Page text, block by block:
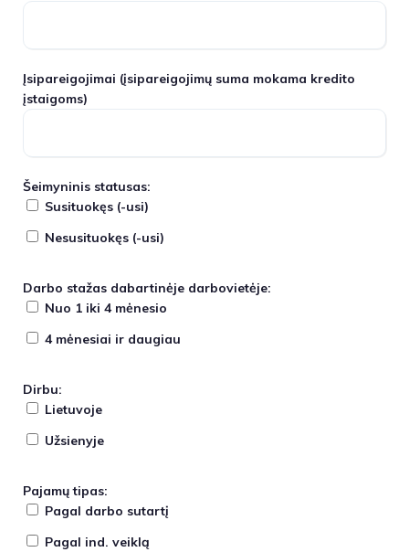
Įsipareigojimai (įsipareigojimų suma mokama kredito
įstaigoms)
Šeimyninis statusas:
Susituokęs (-usi)
Nesusituokęs (-usi)
Darbo stažas dabartinėje darbovietėje:
Nuo 1 iki 4 mėnesio
4 mėnesiai ir daugiau
Dirbu:
Lietuvoje
Užsienyje
Pajamų tipas:
Pagal darbo sutartį
Pagal ind. veiklą